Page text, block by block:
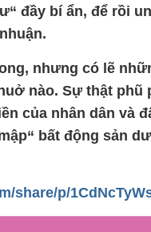
đầy bí ẩn, để rồi
nhưng có lẽ
nào. Sự thật phũ
của nhân dân và
bất động sản
share/p/